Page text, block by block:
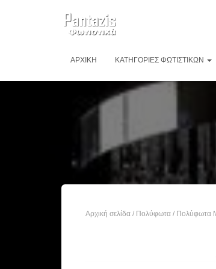
ΑΡΧΙΚΉ ΚΑΤΗΓΟΡΊΕΣ ΦΩΤΙΣΤΙΚΏΝ
Αρχική σελίδα / Πολύφωτα / Πολύφωτα